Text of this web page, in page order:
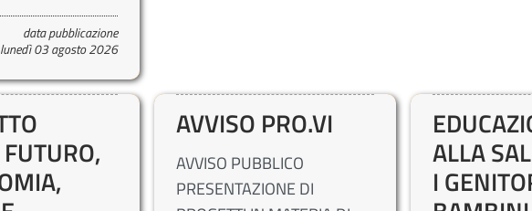
data pubblicazione
lunedì 03 agosto 2026
AVVISO PRO.VI
AVVISO PUBBLICO
PRESENTAZIONE DI
ALLA
I